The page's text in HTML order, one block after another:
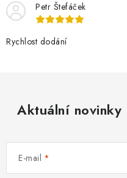
Petr Štefáček
Rychlost dodání
Aktuální novinky
E-mail